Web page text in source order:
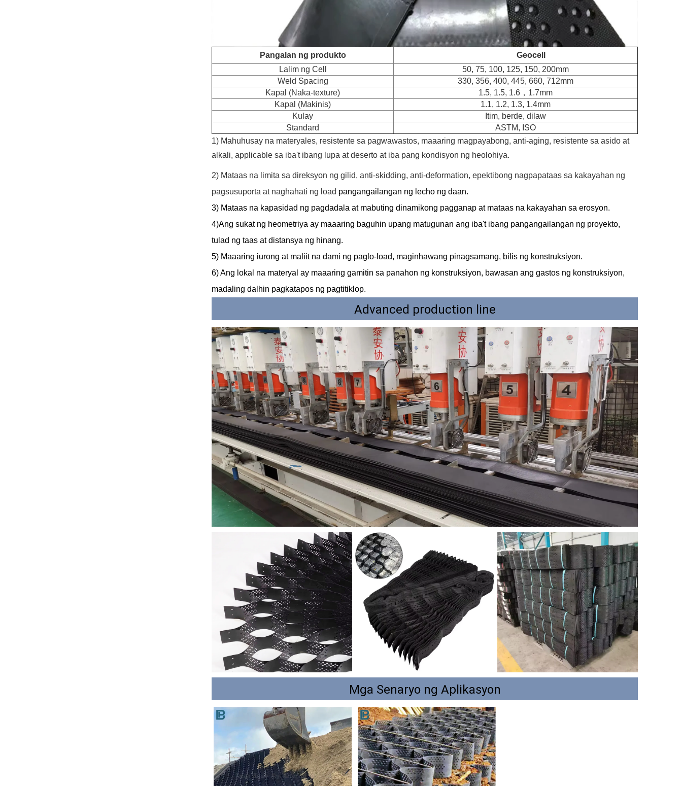
Pangalan ng produkto
Geocell
Lalim ng Cell
50, 75, 100, 125, 150, 200mm
Weld Spacing
330, 356, 400, 445, 660, 712mm
Kapal (Naka-texture)
1.5, 1.5, 1.6，1.7mm
Kapal (Makinis)
1.1, 1.2, 1.3, 1.4mm
Kulay
Itim, berde, dilaw
Standard
ASTM, ISO
1) Mahuhusay na materyales, resistente sa pagwawastos, maaaring magpayabong, anti-aging, resistente sa asido at
alkali, applicable sa iba't ibang lupa at deserto at iba pang kondisyon ng heolohiya.
2) Mataas na limita sa direksyon ng gilid, anti-skidding, anti-deformation, epektibong nagpapataas sa kakayahan ng
pagsusuporta at naghahati ng load pangangailangan ng lecho ng daan.
3) Mataas na kapasidad ng pagdadala at mabuting dinamikong pagganap at mataas na kakayahan sa erosyon.
4)Ang sukat ng heometriya ay maaaring baguhin upang matugunan ang iba't ibang pangangailangan ng proyekto,
tulad ng taas at distansya ng hinang.
5) Maaaring iurong at maliit na dami ng paglo-load, maginhawang pinagsamang, bilis ng konstruksiyon.
6) Ang lokal na materyal ay maaaring gamitin sa panahon ng konstruksiyon, bawasan ang gastos ng konstruksiyon,
madaling dalhin pagkatapos ng pagtitiklop.
Advanced production line
Mga Senaryo ng Aplikasyon